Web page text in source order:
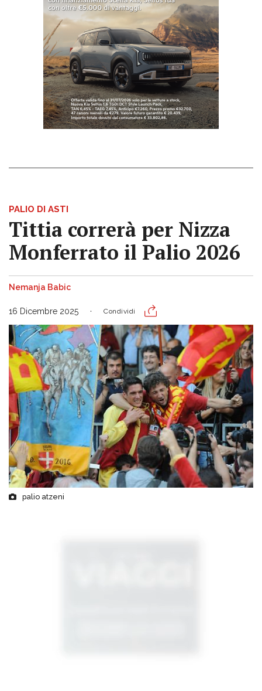
PALIO DI ASTI
Tittia correrà per Nizza
Monferrato il Palio 2026
Nemanja Babic
16 Dicembre 2025 Condividi
palio atzeni